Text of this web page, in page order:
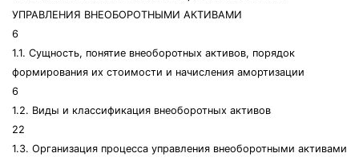
УПРАВЛЕНИЯ ВНЕОБОРОТНЫМИ АКТИВАМИ
6
1.1. Сущность, понятие внеоборотных активов, порядок
формирования их стоимости и начисления амортизации
6
1.2. Виды и классификация внеоборотных активов
22
1.3. Организация процесса управления внеоборотными активами